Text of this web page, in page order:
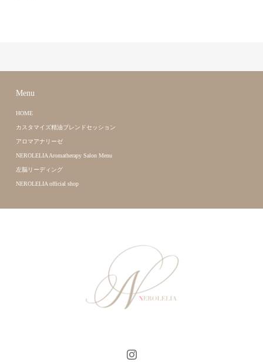
Menu
HOME
カスタマイズ精油ブレンドセッション
アロマアナリーゼ
NEROLELIA Aromatherapy Salon Menu
左脳リーディング
NEROLELIA official shop